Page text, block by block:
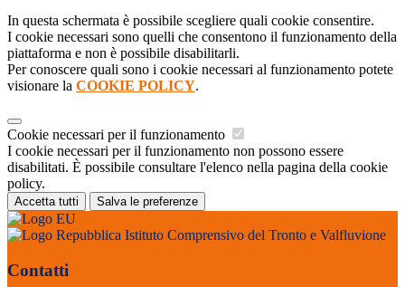
In questa schermata è possibile scegliere quali cookie consentire.
I cookie necessari sono quelli che consentono il funzionamento della
piattaforma e non è possibile disabilitarli.
Per conoscere quali sono i cookie necessari al funzionamento potete
visionare la COOKIE POLICY.
Cookie necessari per il funzionamento
I cookie necessari per il funzionamento non possono essere
disabilitati. È possibile consultare l'elenco nella pagina della cookie
policy.
Accetta tutti Salva le preferenze
Istituto Comprensivo del Tronto e Valfluvione
Contatti